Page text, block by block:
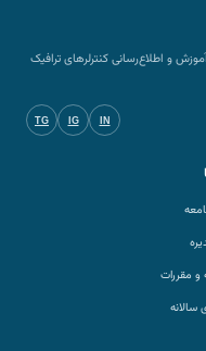
و اطلاع‌رسانی کنترلرهای ترافیک
TG IG IN
و مقررات
سالانه